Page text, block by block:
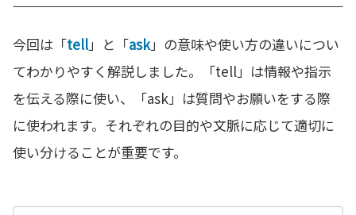
今回は「tell」と「ask」の意味や使い方の違いについ
てわかりやすく解説しました。「tell」は情報や指示
を伝える際に使い、「ask」は質問やお願いをする際
に使われます。それぞれの目的や文脈に応じて適切に
使い分けることが重要です。